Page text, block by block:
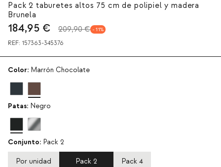
Pack 2 taburetes altos 75 cm de polipiel y madera
Brunela
184,95 € 209,90 € 11
REF: 157363-345376
Color: Marrón Chocolate
Patas: Negro
Conjunto: Pack 2
Por unidad Pack 2 Pack 4